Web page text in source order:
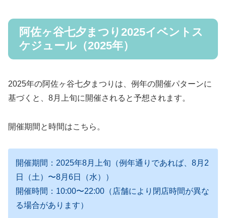
阿佐ヶ谷七夕まつり2025イベントス
ケジュール（2025年）
2025年の阿佐ヶ谷七夕まつりは、例年の開催パターンに
基づくと、8月上旬に開催されると予想されます。
開催期間と時間はこちら。
開催期間：2025年8月上旬（例年通りであれば、8月2
日（土）〜8月6日（水））
開催時間：10:00〜22:00（店舗により閉店時間が異な
る場合があります）